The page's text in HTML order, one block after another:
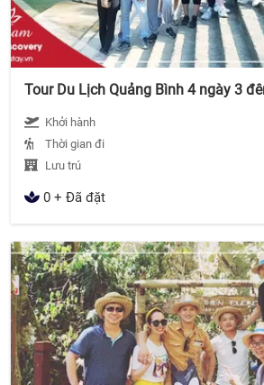
Tour Du Lịch Quảng Bình 4 ngày 3
Khởi hành
Thời gian đi
Lưu trú
0 + Đã đặt